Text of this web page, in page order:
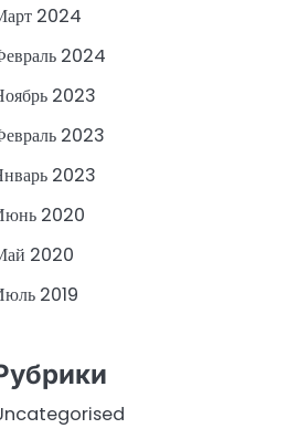
2024
2024
2023
2023
2023
2020
2020
2019